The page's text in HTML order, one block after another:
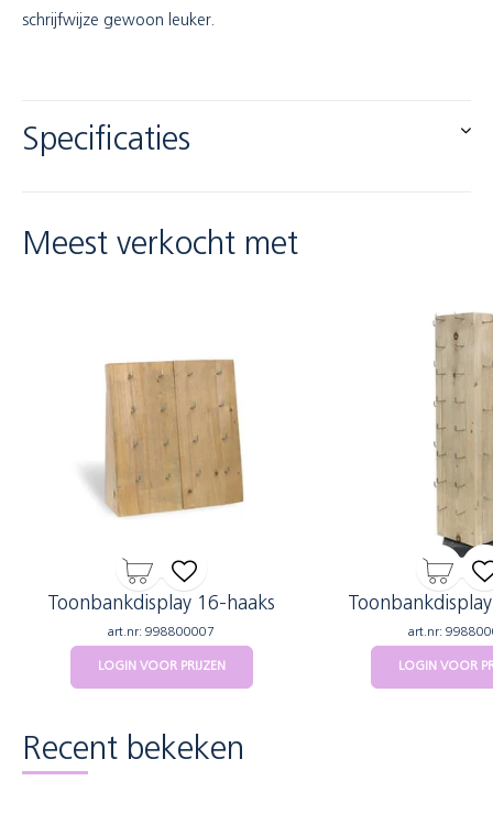
schrijfwijze gewoon leuker.
Specificaties
Meest verkocht met
Toonbankdisplay 16-haaks
art.nr: 998800007
LOGIN VOOR PRIJZEN
art.nr:
LOGIN VOOR
Recent bekeken